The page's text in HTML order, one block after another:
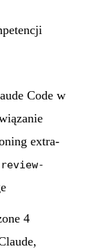
Code w
extra-
4